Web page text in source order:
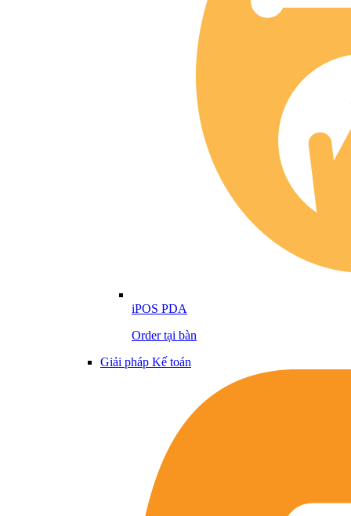
iPOS PDA
Order tại bàn
Giải pháp Kế toán